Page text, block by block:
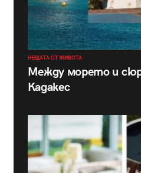
НЕЩАТА ОТ ЖИВОТА
Между морето и
Кадакес